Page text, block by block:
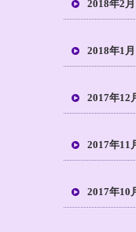
2018年2月
2018年1月
2017年12
2017年11
2017年10